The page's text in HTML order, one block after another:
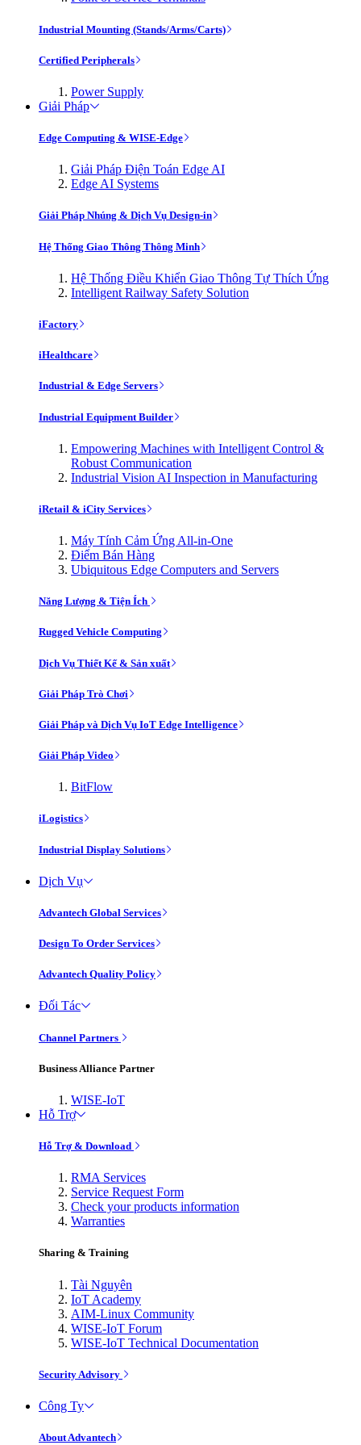
Industrial Mounting (Stands/Arms/Carts)
Certified Peripherals
Power Supply
Giải Pháp
Edge Computing & WISE-Edge
Giải Pháp Điện Toán Edge AI
Edge AI Systems
Giải Pháp Nhúng & Dịch Vụ Design-in
Hệ Thống Giao Thông Thông Minh
Hệ Thống Điều Khiển Giao Thông Tự Thích Ứng
Intelligent Railway Safety Solution
iFactory
iHealthcare
Industrial & Edge Servers
Industrial Equipment Builder
Empowering Machines with Intelligent Control &
Robust Communication
Industrial Vision AI Inspection in Manufacturing
iRetail & iCity Services
Máy Tính Cảm Ứng All-in-One
Điểm Bán Hàng
Ubiquitous Edge Computers and Servers
Năng Lượng & Tiện Ích
Rugged Vehicle Computing
Dịch Vụ Thiết Kế & Sản xuất
Giải Pháp Trò Chơi
Giải Pháp và Dịch Vụ IoT Edge Intelligence
Giải Pháp Video
BitFlow
iLogistics
Industrial Display Solutions
Dịch Vụ
Advantech Global Services
Design To Order Services
Advantech Quality Policy
Đối Tác
Channel Partners
Business Alliance Partner
WISE-IoT
Hỗ Trợ
Hỗ Trợ & Download
RMA Services
Service Request Form
Check your products information
Warranties
Sharing & Training
Tài Nguyên
IoT Academy
AIM-Linux Community
WISE-IoT Forum
WISE-IoT Technical Documentation
Security Advisory
Công Ty
About Advantech